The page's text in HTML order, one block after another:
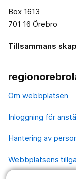
Box 1613
701 16 Örebro
Tillsammans
Om webbplatsen
Inloggning för
Hantering av
Webbplatsens